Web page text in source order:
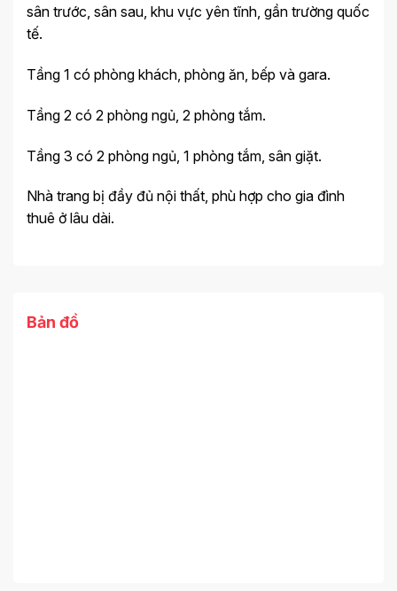
sân trước, sân sau, khu vực yên tĩnh, gần trường quốc
tế.
Tầng 1 có phòng khách, phòng ăn, bếp và gara.
Tầng 2 có 2 phòng ngủ, 2 phòng tắm.
Tầng 3 có 2 phòng ngủ, 1 phòng tắm, sân giặt.
Nhà trang bị đầy đủ nội thất, phù hợp cho gia đình
thuê ở lâu dài.
Bản đồ